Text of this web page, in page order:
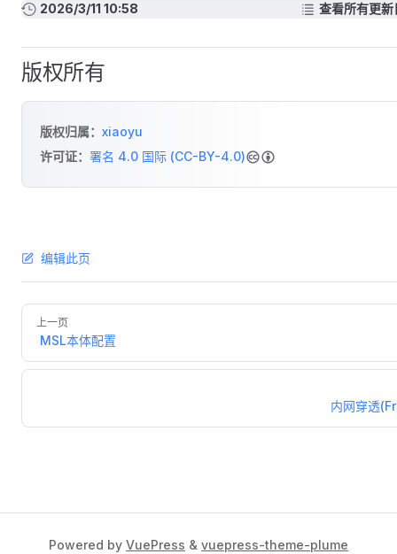
2026/3/11 10:58 查看所有更新
版权所有
版权归属： xiaoyu
许可证： 署名 4.0 国际 (CC-BY-4.0)
编辑此页
上一页
MSL本体配置
内网穿透
Powered by VuePress & vuepress-theme-plume